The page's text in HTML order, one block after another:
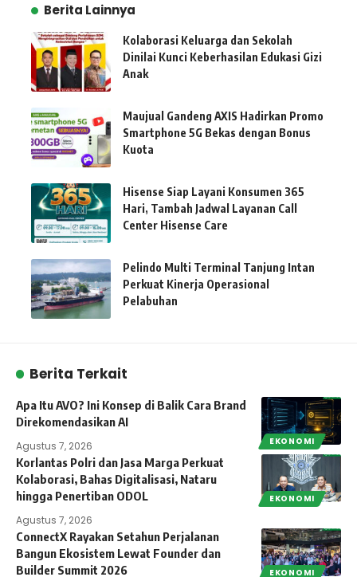
Berita Lainnya
Kolaborasi Keluarga dan Sekolah
Dinilai Kunci Keberhasilan Edukasi Gizi
Anak
Maujual Gandeng AXIS Hadirkan Promo
Smartphone 5G Bekas dengan Bonus
Kuota
Hisense Siap Layani Konsumen 365
Hari, Tambah Jadwal Layanan Call
Center Hisense Care
Pelindo Multi Terminal Tanjung Intan
Perkuat Kinerja Operasional
Pelabuhan
Berita Terkait
EKONOMI
Apa Itu AVO? Ini Konsep di Balik Cara Brand
Direkomendasikan AI
Agustus 7, 2026
EKONOMI
Korlantas Polri dan Jasa Marga Perkuat
Kolaborasi, Bahas Digitalisasi, Nataru
hingga Penertiban ODOL
Agustus 7, 2026
EKONOMI
ConnectX Rayakan Setahun Perjalanan
Bangun Ekosistem Lewat Founder dan
Builder Summit 2026